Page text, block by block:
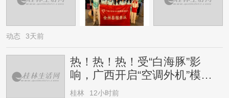
动态 3天前
热！热！热！受“白海豚”影
响，广西开启“空调外机”模
式，局地气温直冲38℃
桂林 12小时前